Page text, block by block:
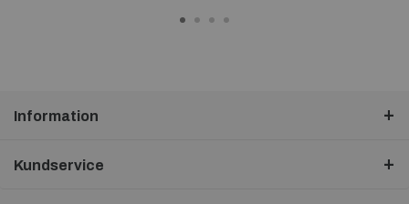
Information
Kundservice